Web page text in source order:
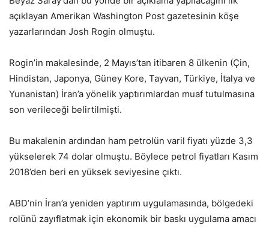
açıklayan Amerikan Washington Post gazetesinin köşe
yazarlarından Josh Rogin olmuştu.
Rogin’in makalesinde, 2 Mayıs’tan itibaren 8 ülkenin (Çin,
Hindistan, Japonya, Güney Kore, Tayvan, Türkiye, İtalya ve
Yunanistan) İran’a yönelik yaptırımlardan muaf tutulmasına
son verileceği belirtilmişti.
Bu makalenin ardından ham petrolün varil fiyatı yüzde 3,3
yükselerek 74 dolar olmuştu. Böylece petrol fiyatları Kasım
2018’den beri en yüksek seviyesine çıktı.
ABD’nin İran’a yeniden yaptırım uygulamasında, bölgedeki
rolünü zayıflatmak için ekonomik bir baskı uygulama amacı